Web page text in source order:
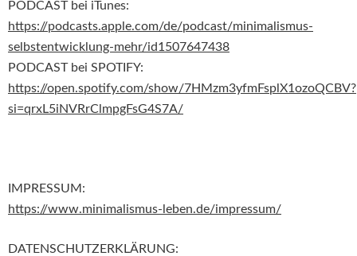
PODCAST bei iTunes:
https://podcasts.apple.com/de/podcast/minimalismus-
selbstentwicklung-mehr/id1507647438
PODCAST bei SPOTIFY:
https://open.spotify.com/show/7HMzm3yfmFsplX1ozoQCBV?
si=qrxL5iNVRrClmpgFsG4S7A/
IMPRESSUM:
https://www.minimalismus-leben.de/impressum/
DATENSCHUTZERKLÄRUNG: